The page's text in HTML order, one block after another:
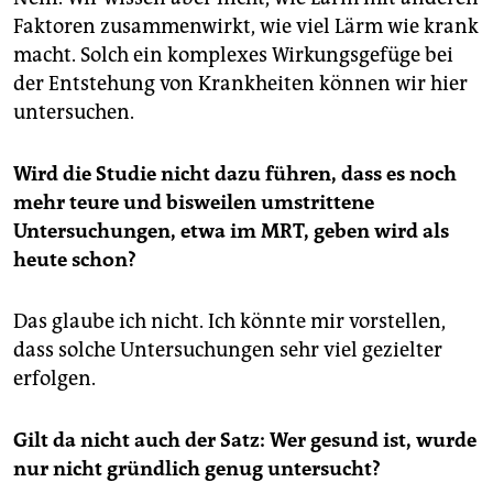
Faktoren zusammenwirkt, wie viel Lärm wie krank
macht. Solch ein komplexes Wirkungsgefüge bei
der Entstehung von Krankheiten können wir hier
untersuchen.
Wird die Studie nicht dazu führen, dass es noch
mehr teure und bisweilen umstrittene
Untersuchungen, etwa im MRT, geben wird als
heute schon?
Das glaube ich nicht. Ich könnte mir vorstellen,
dass solche Untersuchungen sehr viel gezielter
erfolgen.
Gilt da nicht auch der Satz: Wer gesund ist, wurde
nur nicht gründlich genug untersucht?